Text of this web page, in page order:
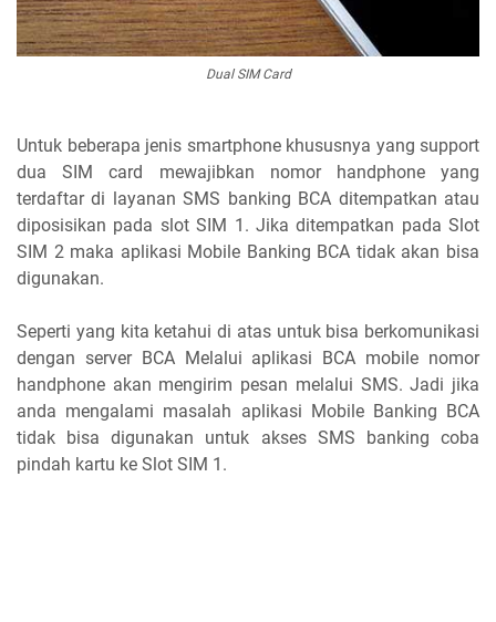
Dual SIM Card
Untuk beberapa jenis smartphone khususnya yang support
dua SIM card mewajibkan nomor handphone yang
terdaftar di layanan SMS banking BCA ditempatkan atau
diposisikan pada slot SIM 1. Jika ditempatkan pada Slot
SIM 2 maka aplikasi Mobile Banking BCA tidak akan bisa
digunakan.
Seperti yang kita ketahui di atas untuk bisa berkomunikasi
dengan server BCA Melalui aplikasi BCA mobile nomor
handphone akan mengirim pesan melalui SMS. Jadi jika
anda mengalami masalah aplikasi Mobile Banking BCA
tidak bisa digunakan untuk akses SMS banking coba
pindah kartu ke Slot SIM 1.